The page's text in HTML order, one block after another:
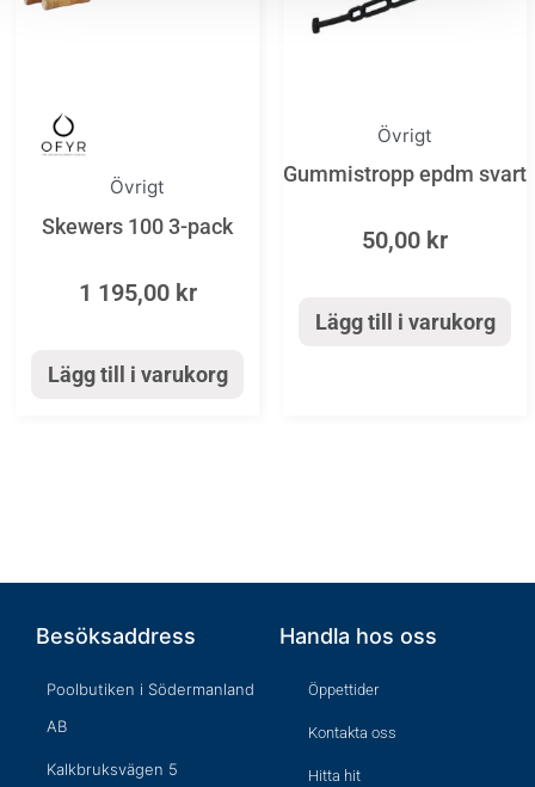
Övrigt
Skewers 100 3-pack
1 195,00 kr
Lägg till i varukorg
Övrigt
Gummistropp epdm svart
50,00 kr
Lägg till i varukorg
Besöksaddress
Poolbutiken i Södermanland
AB
Kalkbruksvägen 5
Handla hos oss
Öppettider
Kontakta oss
Hitta hit